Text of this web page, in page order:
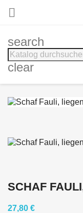

search
clear
SCHAF
27,80 €